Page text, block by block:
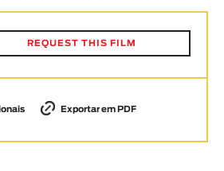
REQUEST THIS FILM
Exportar em PDF